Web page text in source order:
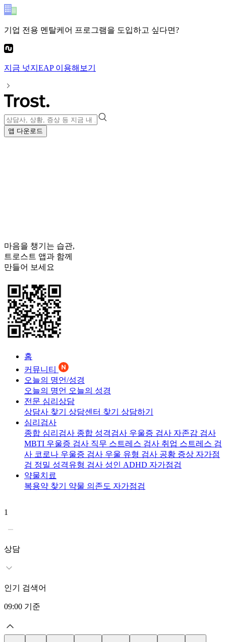
기업 전용 멘탈케어 프로그램을 도입하고 싶다면?
지금 넛지EAP이용해보기
앱 다운로드
마음을 챙기는 습관,
트로스트 앱과 함께
만들어 보세요
홈
커뮤니티
오늘의 명언/성경
오늘의 명언 오늘의 성경
전문 심리상담
상담사 찾기 상담센터 찾기 상담하기
심리검사
종합 심리검사 종합 성격검사 우울증 검사 자존감 검사
MBTI 우울증 검사 직무 스트레스 검사 취업 스트레스 검
사 코로나 우울증 검사 우울 유형 검사 공황 증상 자가점
검 정밀 성격유형 검사 성인 ADHD 자가점검
약물치료
복용약 찾기 약물 의존도 자가점검
1
상담
인기 검색어
09:00 기준